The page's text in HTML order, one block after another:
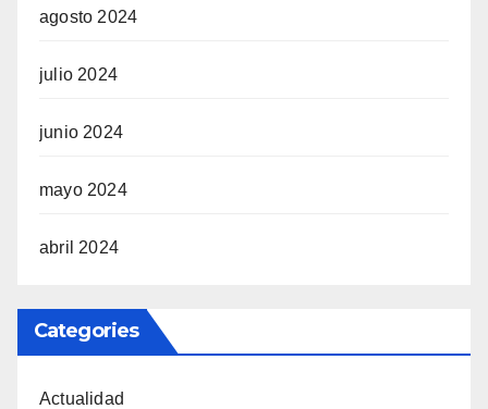
agosto 2024
julio 2024
junio 2024
mayo 2024
abril 2024
Categories
Actualidad